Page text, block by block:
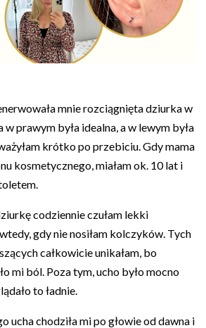
mnie rozciągnięta dziurka w
w prawym była idealna, a w lewym była
krótko po przebiciu. Gdy mama
kosmetycznego, miałam ok. 10 lat i
codziennie czułam lekki
gdy nie nosiłam kolczyków. Tych
całkowicie unikałam, bo
mi ból. Poza tym, ucho było mocno
to ładnie.
ucha chodziła mi po głowie od dawna i